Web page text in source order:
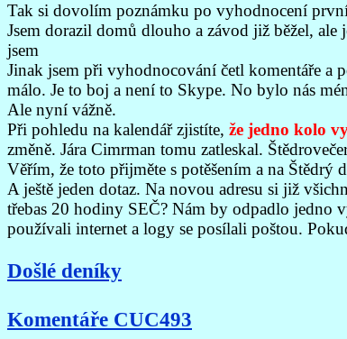
Tak si dovolím poznámku po vyhodnocení
Jsem dorazil domů dlouho a závod již běžel,
jsem
Jinak jsem při vyhodnocování četl komentáře
málo. Je to boj a není to Skype. No bylo nás
Ale nyní vážně.
Při pohledu na kalendář zjistíte, že jedno kolo
změně. Jára Cimrman tomu zatleskal.
Věřím, že toto přijměte s potěšením a na Štědrý
A ještě jeden dotaz. Na novou adresu si již
třebas 20 hodiny SEČ? Nám by odpadlo jedno
používali internet a logy se posílali poštou.
Došlé deníky
Komentáře CUC493